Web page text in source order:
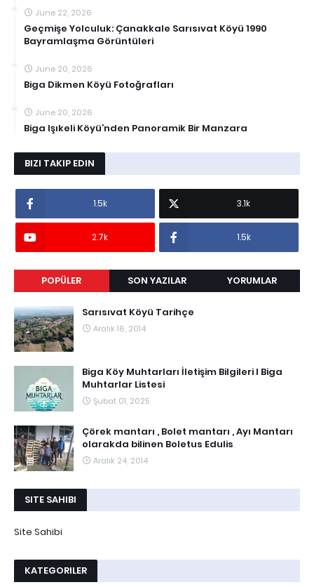
June 22, 2026
Geçmişe Yolculuk: Çanakkale Sarısıvat Köyü 1990
Bayramlaşma Görüntüleri
June 20, 2026
Biga Dikmen Köyü Fotoğrafları
June 20, 2026
Biga Işıkeli Köyü’nden Panoramik Bir Manzara
BIZI TAKIP EDIN
1.5k 3.1k
2.7k 1.5k
POPÜLER SON YAZILAR YORUMLAR
Sarısıvat Köyü Tarihçe
Aralık 16, 2014
Biga Köy Muhtarları İletişim Bilgileri I Biga
Muhtarlar Listesi
Şubat 01, 2025
Çörek mantarı , Bolet mantarı , Ayı Mantarı
olarakda bilinen Boletus Edulis
Aralık 24, 2014
SITE SAHIBI
Site Sahibi
KATEGORILER